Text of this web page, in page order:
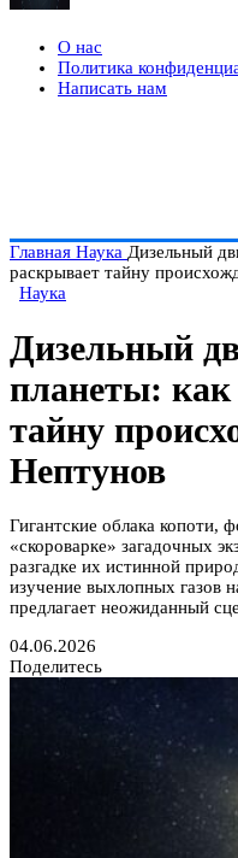
О нас
Политика
Написать нам
Главная Наука Дизельный
раскрывает тайну
Наука
Дизельный
планеты:
тайну
Нептунов
Гигантские облака копоти,
«скороварке» загадочных
разгадке их истинной
изучение выхлопных газов
предлагает неожиданный
04.06.2026
Поделитесь